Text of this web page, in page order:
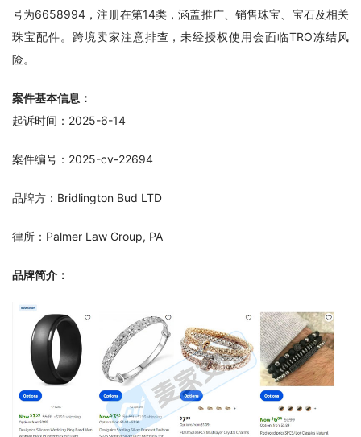
号为6658994，注册在第14类，涵盖推广、销售珠宝、宝石及相关
珠宝配件。跨境卖家注意排查，未经授权使用会面临TRO冻结风
险。
案件基本信息：
起诉时间：2025-6-14
案件编号：2025-cv-22694
品牌方：Bridlington Bud LTD
律所：Palmer Law Group, PA
品牌简介：